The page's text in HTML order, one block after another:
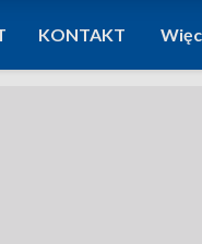
KONTAKT